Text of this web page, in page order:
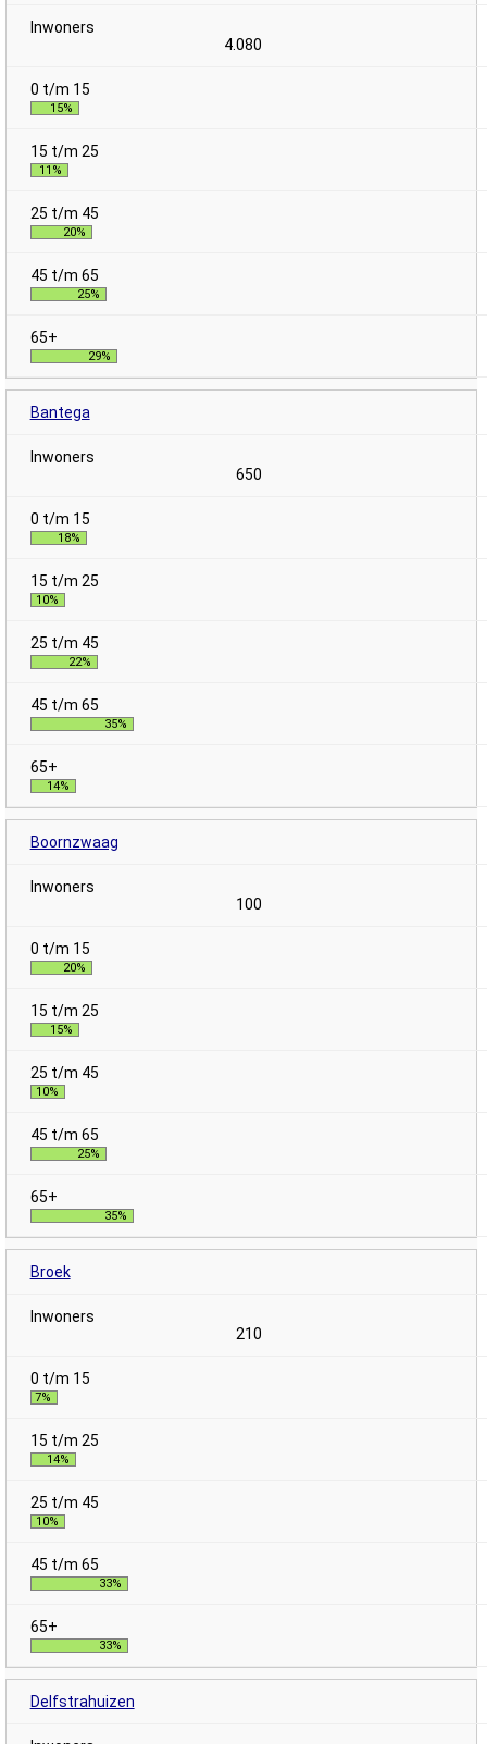
4.080
15%
11%
20%
25%
29%
Bantega
650
18%
10%
22%
35%
14%
Boornzwaag
100
20%
15%
10%
25%
35%
Broek
210
7%
14%
10%
33%
33%
Delfstrahuizen